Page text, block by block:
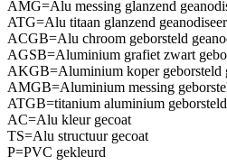
AMG=Alu messing glanzend
ATG=Alu titaan glanzend
ACGB=Alu chroom geborsteld
AGSB=Aluminium grafiet zwart
AKGB=Aluminium koper geborsteld
AMGB=Aluminium messing
ATGB=titanium aluminium
AC=Alu kleur gecoat
TS=Alu structuur gecoat
P=PVC gekleurd